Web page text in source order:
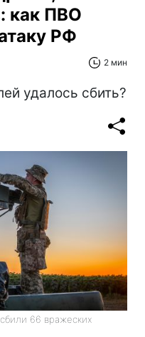
как ПВО
РФ
2 мин
удалось сбить?
66 вражеских